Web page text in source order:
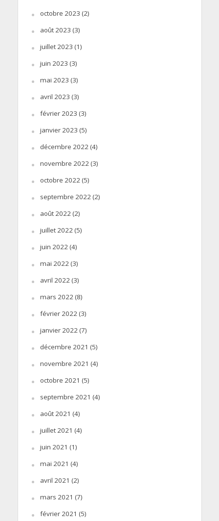
octobre 2023 (2)
août 2023 (3)
juillet 2023 (1)
juin 2023 (3)
mai 2023 (3)
avril 2023 (3)
février 2023 (3)
janvier 2023 (5)
décembre 2022(4)
novembre 2022(3)
octobre 2022(5)
septembre 2022(2)
août 2022(2)
juillet 2022(5)
juin 2022(4)
mai 2022(3)
avril 2022(3)
mars 2022(8)
février 2022(3)
janvier 2022(7)
décembre 2021 (5)
novembre 2021 (4)
octobre 2021 (5)
septembre 2021 (4)
août 2021 (4)
juillet 2021 (4)
juin 2021 (1)
mai 2021 (4)
avril 2021 (2)
mars 2021 (7)
février 2021 (5)